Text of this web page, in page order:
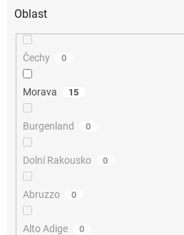
Oblast
Čechy 0
Morava 15
Burgenland 0
Dolní Rakousko 0
Abruzzo 0
Alto Adige 0